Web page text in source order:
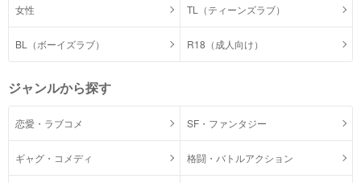
女性 TL（ティーンズラブ）
BL（ボーイズラブ） R18（成人向け）
ジャンルから探す
恋愛・ラブコメ SF・ファンタジー
ギャグ・コメディ 格闘・バトルアクション